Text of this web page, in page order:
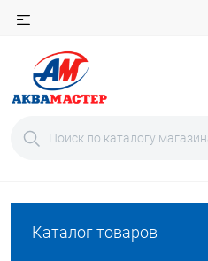
Каталог товаров